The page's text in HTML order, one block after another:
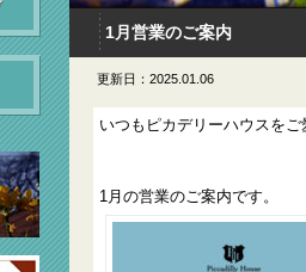
1月営業のご案内
更新日：2025.01.06
いつもピカデリーハウスを
1月の営業のご案内です。